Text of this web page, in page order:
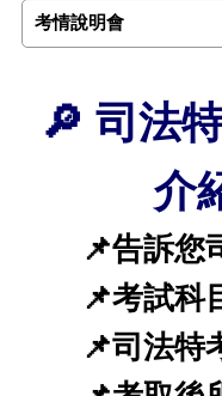
考情說明會
🔎 司法
介
📌告訴您
📌考試科
📌司法特